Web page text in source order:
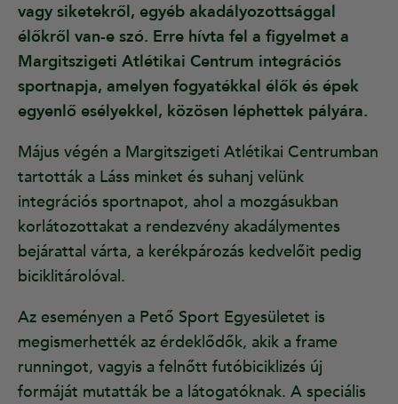
vagy siketekről, egyéb akadályozottsággal
élőkről van-e szó. Erre hívta fel a figyelmet a
Margitszigeti Atlétikai Centrum integrációs
sportnapja, amelyen fogyatékkal élők és épek
egyenlő esélyekkel, közösen léphettek pályára.
Május végén a Margitszigeti Atlétikai Centrumban
tartották a Láss minket és suhanj velünk
integrációs sportnapot, ahol a mozgásukban
korlátozottakat a rendezvény akadálymentes
bejárattal várta, a kerékpározás kedvelőit pedig
biciklitárolóval.
Az eseményen a Pető Sport Egyesületet is
megismerhették az érdeklődők, akik a frame
runningot, vagyis a felnőtt futóbiciklizés új
formáját mutatták be a látogatóknak. A speciális